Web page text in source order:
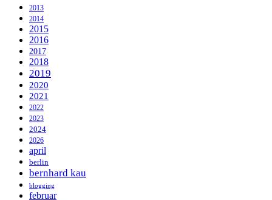
2013
2014
2015
2016
2017
2018
2019
2020
2021
2022
2023
2024
2026
april
berlin
bernhard kau
blogging
februar